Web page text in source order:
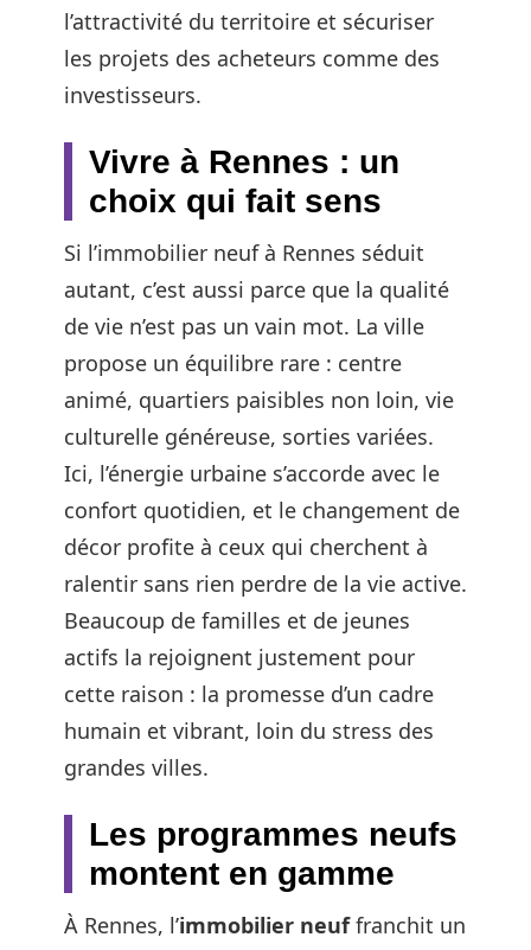
l’attractivité du territoire et sécuriser
les projets des acheteurs comme des
investisseurs.
Vivre à Rennes : un
choix qui fait sens
Si l’immobilier neuf à Rennes séduit
autant, c’est aussi parce que la qualité
de vie n’est pas un vain mot. La ville
propose un équilibre rare : centre
animé, quartiers paisibles non loin, vie
culturelle généreuse, sorties variées.
Ici, l’énergie urbaine s’accorde avec le
confort quotidien, et le changement de
décor profite à ceux qui cherchent à
ralentir sans rien perdre de la vie active.
Beaucoup de familles et de jeunes
actifs la rejoignent justement pour
cette raison : la promesse d’un cadre
humain et vibrant, loin du stress des
grandes villes.
Les programmes neufs
montent en gamme
À Rennes, l’immobilier neuffranchit un